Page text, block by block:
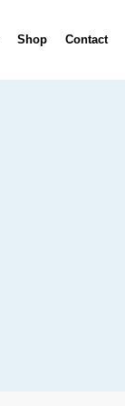
Shop Contact